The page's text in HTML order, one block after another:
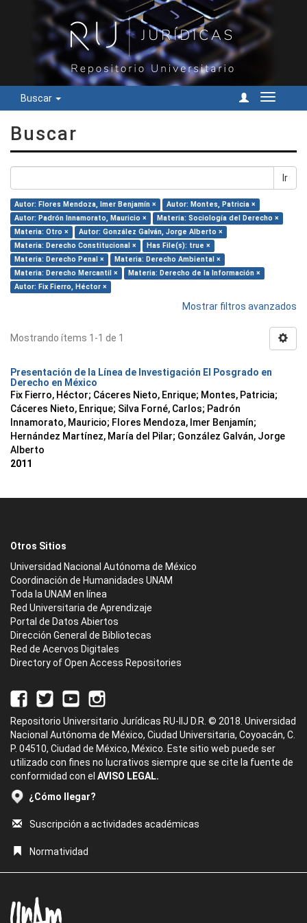
Buscar
Cambiar
Buscar
Ir
Autor: Flores Mendoza, Imer Benjamín ×
Autor: Montes, Patricia ×
Autor: Padrón Innamorato, Mauricio ×
Materia: Sociología del Derecho ×
Materia: Otro ×
Autor: González Galván, Jorge Alberto ×
Materia: Derecho Constitucional ×
Has File(s): true ×
Materia: Derecho Penal ×
Materia: Derecho Ambiental ×
Materia: Derecho Mercantil ×
Materia: Derecho de la Información ×
Autor: Fix Fierro, Héctor ×
Mostrar filtros avanzados
Mostrando ítems 1-1 de 1
Presentación de la Línea de Investigación El Posgrado en
Derecho en México
Fix Fierro, Héctor; Cáceres Nieto, Enrique; Montes, Patricia;
Cáceres Nieto, Enrique; Silva Forné, Carlos; Padrón
Innamorato, Mauricio; Flores Mendoza, Imer Benjamín;
Hernández Martínez, María del Pilar; González Galván, Jorge
Alberto
2011
Otros Sitios
Universidad Nacional Autónoma de México
Coordinación de Humanidades UNAM
Toda la UNAM en línea
Red Universitaria de Aprendizaje
Portal de Datos Abiertos
Dirección General de Bibliotecas
Red de Acervos Digitales
Directory of Open Access Repositories
Repositorio Universitario Jurídicas RU-IIJ D.R. © 2018. Universidad
Nacional Autónoma de México, Ciudad Universitaria, Coyoacán, C.
P. 04510, Ciudad de México, México. Este sitio web puede ser
utilizado con fines no lucrativos siempre que se cite la fuente de
conformidad con el AVISO LEGAL.
¿Cómo llegar?
Suscripción a actividades académicas
Normatividad